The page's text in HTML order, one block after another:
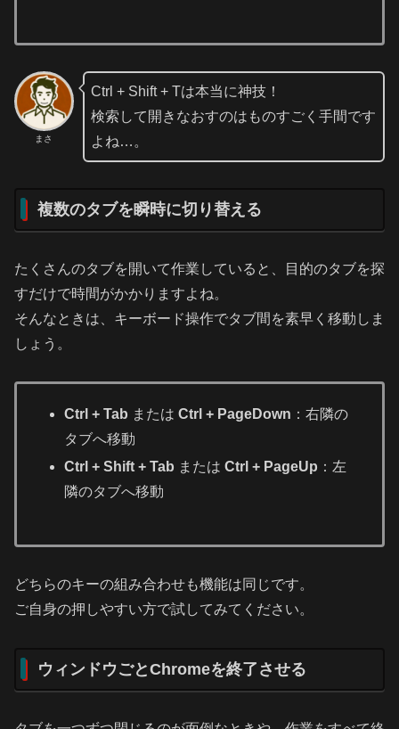
まさ
Ctrl + Shift + Tは本当に神技！
検索して開きなおすのはものすごく手間です
よね…。
複数のタブを瞬時に切り替える
たくさんのタブを開いて作業していると、目的のタブを探
すだけで時間がかかりますよね。
そんなときは、キーボード操作でタブ間を素早く移動しま
しょう。
Ctrl + Tab またはCtrl + PageDown ：右隣の
タブへ移動
Ctrl + Shift + Tab またはCtrl + PageUp ：左
隣のタブへ移動
どちらのキーの組み合わせも機能は同じです。
ご自身の押しやすい方で試してみてください。
ウィンドウごとChromeを終了させる